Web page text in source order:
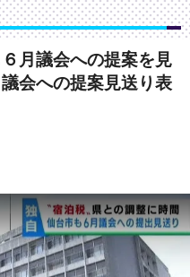
月議会への提案を見
会への提案見送り表